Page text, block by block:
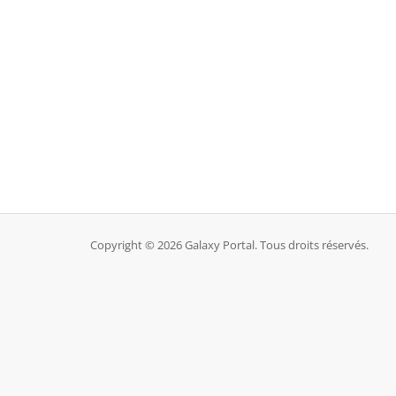
Copyright © 2026 Galaxy Portal. Tous droits réservés.